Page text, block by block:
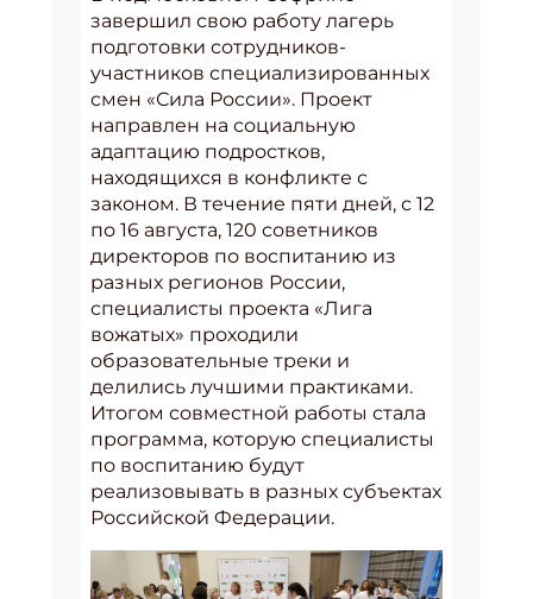
завершил свою работу лагерь
подготовки сотрудников-
участников специализированных
смен «Сила России». Проект
направлен на социальную
адаптацию подростков,
находящихся в конфликте с
законом. В течение пяти дней, с 12
по 16 августа, 120 советников
директоров по воспитанию из
разных регионов России,
специалисты проекта «Лига
вожатых» проходили
образовательные треки и
делились лучшими практиками.
Итогом совместной работы стала
программа, которую специалисты
по воспитанию будут
реализовывать в разных субъектах
Российской Федерации.